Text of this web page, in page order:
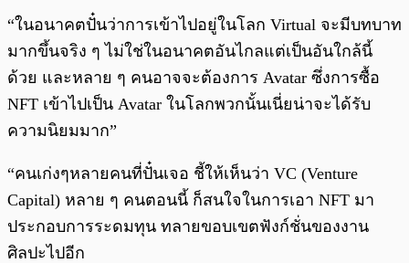
“ในอนาคตปั๋นว่าการเข้าไปอยู่ในโลก Virtual จะมีบทบาท
มากขึ้นจริง ๆ ไม่ใช่ในอนาคตอันไกลแต่เป็นอันใกล้นี้
ด้วย และหลาย ๆ คนอาจจะต้องการ Avatar ซึ่งการซื้อ
NFT เข้าไปเป็น Avatar ในโลกพวกนั้นเนี่ยน่าจะได้รับ
ความนิยมมาก”
“คนเก่งๆหลายคนที่ปั๋นเจอ ชี้ให้เห็นว่า VC (Venture
Capital) หลาย ๆ คนตอนนี้ ก็สนใจในการเอา NFT มา
ประกอบการระดมทุน ทลายขอบเขตฟังก์ชั่นของงาน
ศิลปะไปอีก